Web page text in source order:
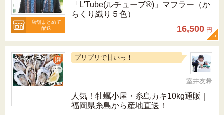
店舗まとめて
配送
「L'Tube(ルチューブ®)」マフラー（か
らくり織り５色）
16,500 円
プリプリで甘いっ！
室井友希
人気！牡蠣小屋・糸島カキ10kg通販｜
福岡県糸島から産地直送！